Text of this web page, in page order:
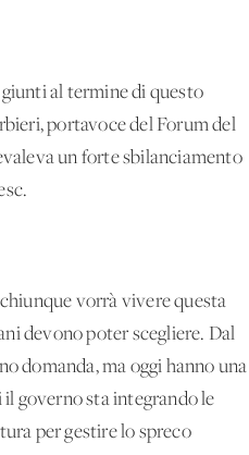
al termine di questo
portavoce del Forum del
un forte sbilanciamento
vorrà vivere questa
devono poter scegliere. Dal
domanda, ma oggi hanno una
governo sta integrando le
per gestire lo spreco